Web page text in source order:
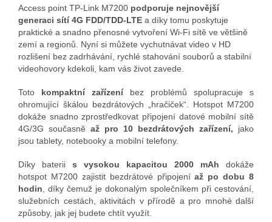
Access point TP-Link M7200 podporuje nejnovější
generaci sítí 4G FDD/TDD-LTE a díky tomu poskytuje
praktické a snadno přenosné vytvoření Wi-Fi sítě ve většině
zemí a regionů. Nyní si můžete vychutnávat video v HD
rozlišení bez zadrhávání, rychlé stahování souborů a stabilní
videohovory kdekoli, kam vás život zavede.
Toto kompaktní zařízeníbez problémů spolupracuje s
ohromující škálou bezdrátových „hračiček“. Hotspot M7200
dokáže snadno zprostředkovat připojení datové mobilní sítě
4G/3G současně až pro 10 bezdrátových zařízení, jako
jsou tablety, notebooky a mobilní telefony.
Díky baterii s vysokou kapacitou 2000 mAh dokáže
hotspot M7200 zajistit bezdrátové připojeníaž po dobu 8
hodin, díky čemuž je dokonalým společníkem při cestování,
služebních cestách, aktivitách v přírodě a pro mnohé další
způsoby, jak jej budete chtít využít.